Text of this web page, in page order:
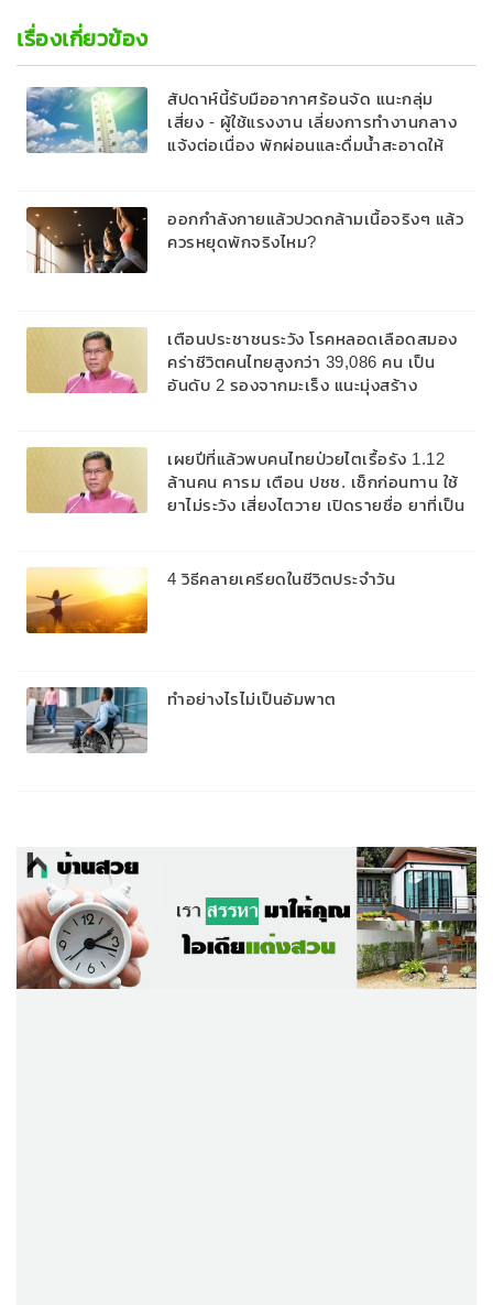
เรื่องเกี่ยวข้อง
สัปดาห์นี้รับมืออากาศร้อนจัด แนะกลุ่ม
เสี่ยง - ผู้ใช้แรงงาน เลี่ยงการทำงานกลาง
แจ้งต่อเนื่อง พักผ่อนและดื่มน้ำสะอาดให้
ออกกำลังกายแล้วปวดกล้ามเนื้อจริงๆ แล้ว
ควรหยุดพักจริงไหม?
เตือนประชาชนระวัง โรคหลอดเลือดสมอง
คร่าชีวิตคนไทยสูงกว่า 39,086 คน เป็น
อันดับ 2 รองจากมะเร็ง แนะมุ่งสร้าง
เผยปีที่แล้วพบคนไทยป่วยไตเรื้อรัง 1.12
ล้านคน คารม เตือน ปชช. เช็กก่อนทาน ใช้
ยาไม่ระวัง เสี่ยงไตวาย เปิดรายชื่อ ยาที่เป็น
4 วิธีคลายเครียดในชีวิตประจำวัน
ทำอย่างไรไม่เป็นอัมพาต